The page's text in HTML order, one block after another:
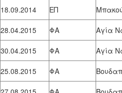
18.09.2014 ΕΠ
28.04.2015 ΦΑ Αγία
30.04.2015 ΦΑ Αγία
25.08.2015 ΦΑ